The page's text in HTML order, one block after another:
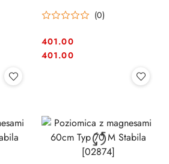
(0)
Cena:
401.00
Cena:
401.00